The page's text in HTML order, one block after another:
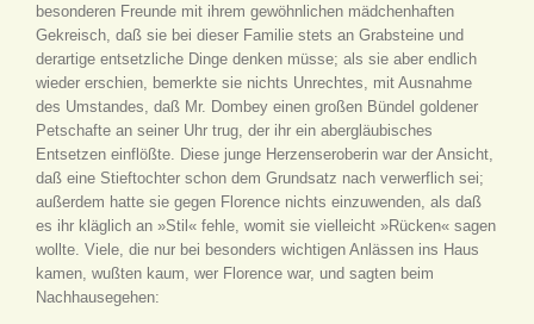
besonderen Freunde mit ihrem gewöhnlichen mädchenhaften
Gekreisch, daß sie bei dieser Familie stets an Grabsteine und
derartige entsetzliche Dinge denken müsse; als sie aber endlich
wieder erschien, bemerkte sie nichts Unrechtes, mit Ausnahme
des Umstandes, daß Mr. Dombey einen großen Bündel goldener
Petschafte an seiner Uhr trug, der ihr ein abergläubisches
Entsetzen einflößte. Diese junge Herzenseroberin war der Ansicht,
daß eine Stieftochter schon dem Grundsatz nach verwerflich sei;
außerdem hatte sie gegen Florence nichts einzuwenden, als daß
es ihr kläglich an »Stil« fehle, womit sie vielleicht »Rücken« sagen
wollte. Viele, die nur bei besonders wichtigen Anlässen ins Haus
kamen, wußten kaum, wer Florence war, und sagten beim
Nachhausegehen: